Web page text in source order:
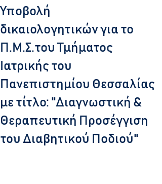
Υποβολή
δικαιολογητικών για το
Π.Μ.Σ.του Τμήματος
Ιατρικής του
Πανεπιστημίου Θεσσαλίας
με τίτλο: "Διαγνωστική &
Θεραπευτική Προσέγγιση
του Διαβητικού Ποδιού"